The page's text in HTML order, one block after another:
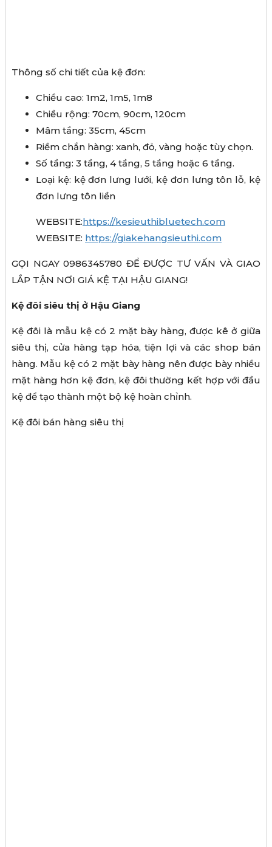
Thông số chi tiết của kệ đơn:
Chiều cao: 1m2, 1m5, 1m8
Chiều rộng: 70cm, 90cm, 120cm
Mâm tầng: 35cm, 45cm
Riềm chắn hàng: xanh, đỏ, vàng hoặc tùy chọn.
Số tầng: 3 tầng, 4 tầng, 5 tầng hoặc 6 tầng.
Loại kệ: kệ đơn lưng lưới, kệ đơn lưng tôn lỗ, kệ
đơn lưng tôn liền
WEBSITE:https://kesieuthibluetech.com
WEBSITE: https://giakehangsieuthi.com
GỌI NGAY 0986345780 ĐỂ ĐƯỢC TƯ VẤN VÀ GIAO
LẮP TẬN NƠI GIÁ KỆ TẠI HẬU GIANG!
Kệ đôi siêu thị ở Hậu Giang
Kệ đôi là mẫu kệ có 2 mặt bày hàng, được kê ở giữa
siêu thị, cửa hàng tạp hóa, tiện lợi và các shop bán
hàng. Mẫu kệ có 2 mặt bày hàng nên được bày nhiều
mặt hàng hơn kệ đơn, kệ đôi thường kết hợp với đầu
kệ để tạo thành một bộ kệ hoàn chỉnh.
Kệ đôi bán hàng siêu thị